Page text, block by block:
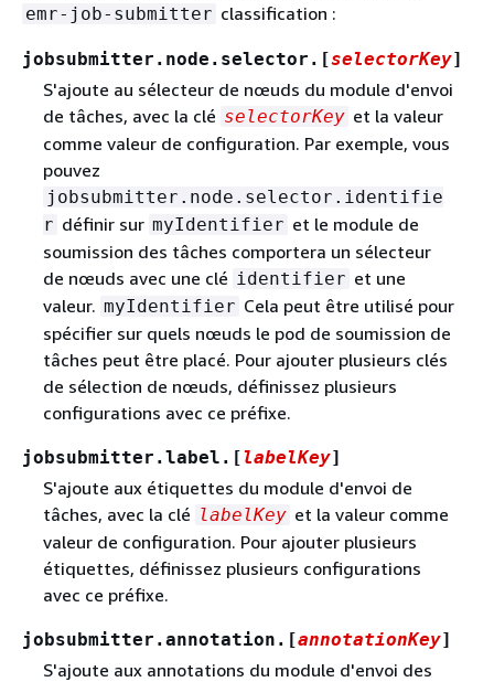
emr-job-submitter classification :
jobsubmitter.node.selector.[selectorKey]
S'ajoute au sélecteur de nœuds du module d'envoi
de tâches, avec la clé selectorKey et la valeur
comme valeur de configuration. Par exemple, vous
pouvez
jobsubmitter.node.selector.identifie
r définir sur myIdentifier et le module de
soumission des tâches comportera un sélecteur
de nœuds avec une clé identifier et une
valeur. myIdentifier Cela peut être utilisé pour
spécifier sur quels nœuds le pod de soumission de
tâches peut être placé. Pour ajouter plusieurs clés
de sélection de nœuds, définissez plusieurs
configurations avec ce préfixe.
jobsubmitter.label.[ labelKey]
S'ajoute aux étiquettes du module d'envoi de
tâches, avec la clé labelKey et la valeur comme
valeur de configuration. Pour ajouter plusieurs
étiquettes, définissez plusieurs configurations
avec ce préfixe.
jobsubmitter.annotation.[annotationKey]
S'ajoute aux annotations du module d'envoi des